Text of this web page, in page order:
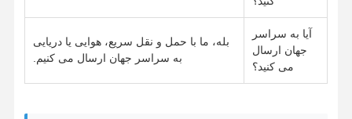
آیا به سراسر
جهان ارسال
می کنید؟
بله، ما با حمل و نقل سریع، هوایی یا دریایی
به سراسر جهان ارسال می کنیم.